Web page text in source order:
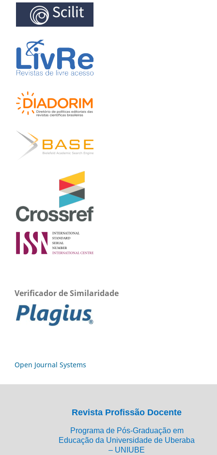
Verificador de Similaridade
Open Journal Systems
Revista Profissão Docente
Programa de Pós-Graduação em
Educação da Universidade de Uberaba
– UNIUBE